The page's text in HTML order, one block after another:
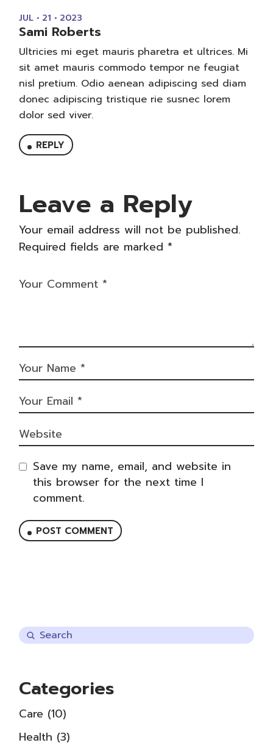
JUL • 21 • 2023
Sami Roberts
Ultricies mi eget mauris pharetra et ultrices. Mi
sit amet mauris commodo tempor ne feugiat
nisl pretium. Odio aenean adipiscing sed diam
donec adipiscing tristique rie susnec lorem
dolor sed viver.
REPLY
Leave a Reply
Your email address will not be published.
Required fields are marked*
Save my name, email, and website in
this browser for the next time I
comment.
POST COMMENT
Categories
Care (10)
Health (3)